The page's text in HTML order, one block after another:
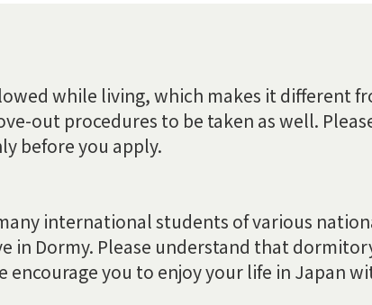
甲府
KOFU
新潟
KANAZAWA
京都/伏見/山科
KYOTO/FUSHIMI/YAMASHINA